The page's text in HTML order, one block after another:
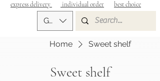
GEL (GEL)
express delivery individual order best choice
Home Sweet shelf
Sweet shelf